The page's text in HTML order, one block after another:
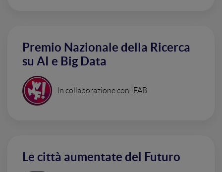
Premio Nazionale della Ricerca
su AI e Big Data
In collaborazione con IFAB
Le città aumentate del Futuro